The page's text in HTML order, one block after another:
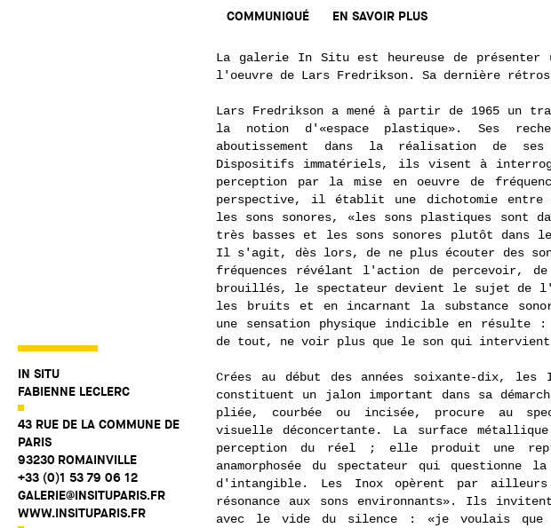
IN SITU
FABIENNE LECLERC
43 RUE DE LA COMMUNE DE
PARIS
93230 ROMAINVILLE
+33 (0)1 53 79 06 12
GALERIE@INSITUPARIS.FR
WWW.INSITUPARIS.FR
COMMUNIQUÉ EN SAVOIR PLUS
La galerie In Situ est heureuse de présenter
l'oeuvre de Lars Fredrikson. Sa dernière
Lars Fredrikson a mené à partir de 1965 un
la notion d'«espace plastique». Ses
aboutissement dans la réalisation de ses
Dispositifs immatériels, ils visent à
perception par la mise en oeuvre de
perspective, il établit une dichotomie
les sons sonores, «les sons plastiques sont
très basses et les sons sonores plutôt dans
Il s'agit, dès lors, de ne plus écouter des
fréquences révélant l'action de percevoir,
brouillés, le spectateur devient le sujet de
les bruits et en incarnant la substance
une sensation physique indicible en résulte
de tout, ne voir plus que le son qui intervient
Crées au début des années soixante-dix, les
constituent un jalon important dans sa
pliée, courbée ou incisée, procure au
visuelle déconcertante. La surface
perception du réel ; elle produit une
anamorphosée du spectateur qui
d'intangible. Les Inox opèrent par ailleurs
résonance aux sons environnants». Ils
avec le vide du silence : «je voulais que